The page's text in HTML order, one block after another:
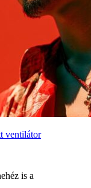
ventilátor
is a